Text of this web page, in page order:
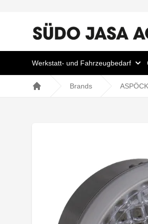
Werkstatt- und Fahrzeugbedarf
Brands ASPÖCK